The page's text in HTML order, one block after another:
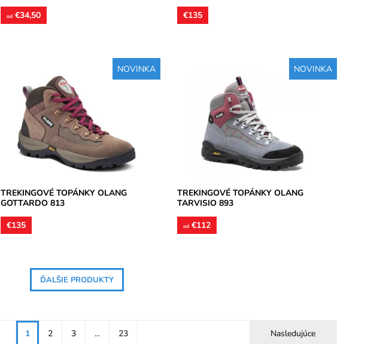
od €34,50
€135
NOVINKA
Treková pevná obuv vysoká členková,
zvršok je vyhotovený z brúsenej kože,
podšívky textilné, stielky tvarované...
Dostupnosť:
Skladom
Značka:
Olang
Záruka:
2 roky
TREKINGOVÉ TOPÁNKY OLANG
GOTTARDO 813
€135
NOVINKA
Treková pevná obuv vysoká členková,
zvršok je vyhotovený z brúsenej kože,
podšívky textilné, stielky tvarované...
Dostupnosť:
Skladom
Značka:
Olang
Záruka:
2 roky
TREKINGOVÉ TOPÁNKY OLANG
TARVISIO 893
od €112
ĎALŠIE PRODUKTY
Nasledujúce
1 2 3 ... 23